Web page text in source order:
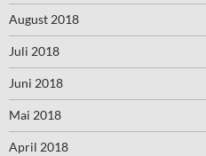
August 2018
Juli 2018
Juni 2018
Mai 2018
April 2018